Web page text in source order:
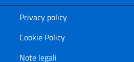
Privacy policy
Cookie Policy
Note legali